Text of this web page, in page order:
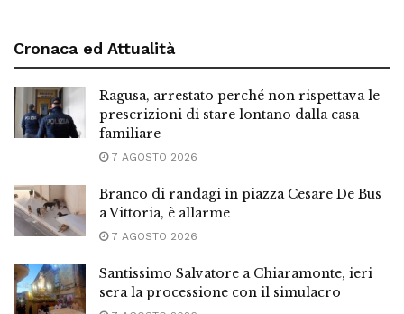
Cronaca ed Attualità
Ragusa, arrestato perché non rispettava le
prescrizioni di stare lontano dalla casa
familiare
7 AGOSTO 2026
Branco di randagi in piazza Cesare De Bus
a Vittoria, è allarme
7 AGOSTO 2026
Santissimo Salvatore a Chiaramonte, ieri
sera la processione con il simulacro